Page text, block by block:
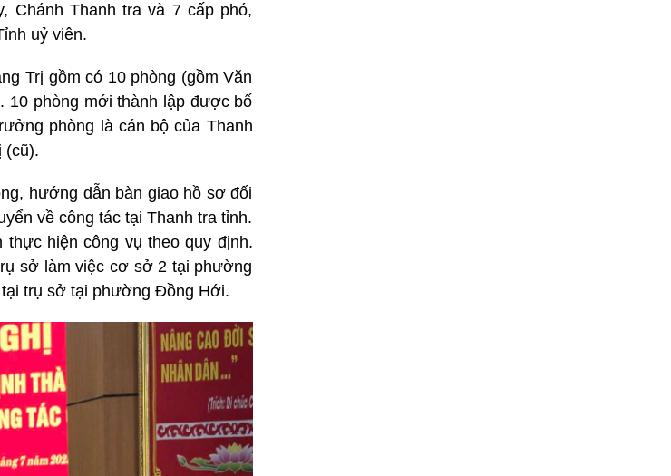
Chánh Thanh tra và 7 cấp phó,
uỷ viên.
Trị gồm có 10 phòng (gồm Văn
10 phòng mới thành lập được bố
phòng là cán bộ của Thanh
(cũ).
hướng dẫn bàn giao hồ sơ đối
về công tác tại Thanh tra tỉnh.
hiện công vụ theo quy định.
sở làm việc cơ sở 2 tại phường
trụ sở tại phường Đồng Hới.